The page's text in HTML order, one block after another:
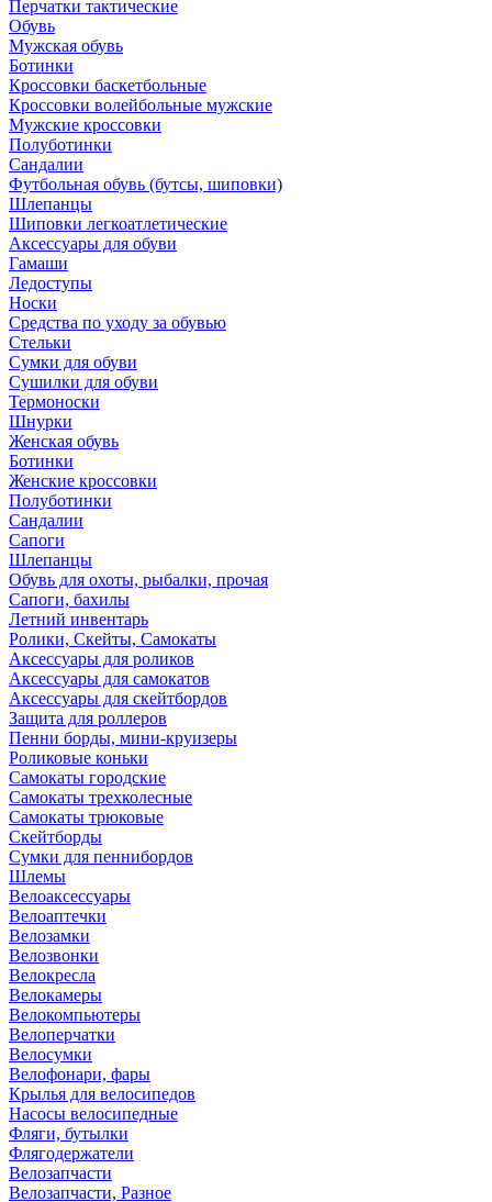
Перчатки тактические
Обувь
Мужская обувь
Ботинки
Кроссовки баскетбольные
Кроссовки волейбольные мужские
Мужские кроссовки
Полуботинки
Сандалии
Футбольная обувь (бутсы, шиповки)
Шлепанцы
Шиповки легкоатлетические
Аксессуары для обуви
Гамаши
Ледоступы
Носки
Средства по уходу за обувью
Стельки
Сумки для обуви
Сушилки для обуви
Термоноски
Шнурки
Женская обувь
Ботинки
Женские кроссовки
Полуботинки
Сандалии
Сапоги
Шлепанцы
Обувь для охоты, рыбалки, прочая
Сапоги, бахилы
Летний инвентарь
Ролики, Скейты, Самокаты
Аксессуары для роликов
Аксессуары для самокатов
Аксессуары для скейтбордов
Защита для роллеров
Пенни борды, мини-круизеры
Роликовые коньки
Самокаты городские
Самокаты трехколесные
Самокаты трюковые
Скейтборды
Сумки для пеннибордов
Шлемы
Велоаксессуары
Велоаптечки
Велозамки
Велозвонки
Велокресла
Велокамеры
Велокомпьютеры
Велоперчатки
Велосумки
Велофонари, фары
Крылья для велосипедов
Насосы велосипедные
Фляги, бутылки
Флягодержатели
Велозапчасти
Велозапчасти, Разное